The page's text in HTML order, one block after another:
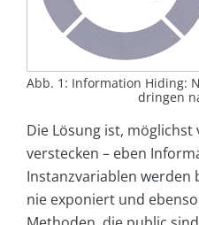
Abb. 1: Information Hiding:
dringen
Die Lösung ist,
verstecken – eben
Instanzvariablen werden
nie exponiert und